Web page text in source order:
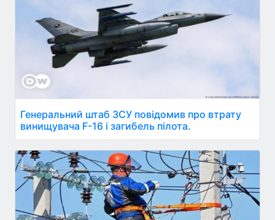
Генеральний штаб ЗСУ повідомив про втрату
винищувача F-16 і загибель пілота.